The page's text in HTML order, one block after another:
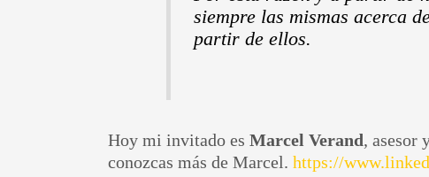
siempre las mismas acerca
partir de ellos.
Hoy mi invitado es Marcel Verand, asesor
conozcas más de Marcel. https://